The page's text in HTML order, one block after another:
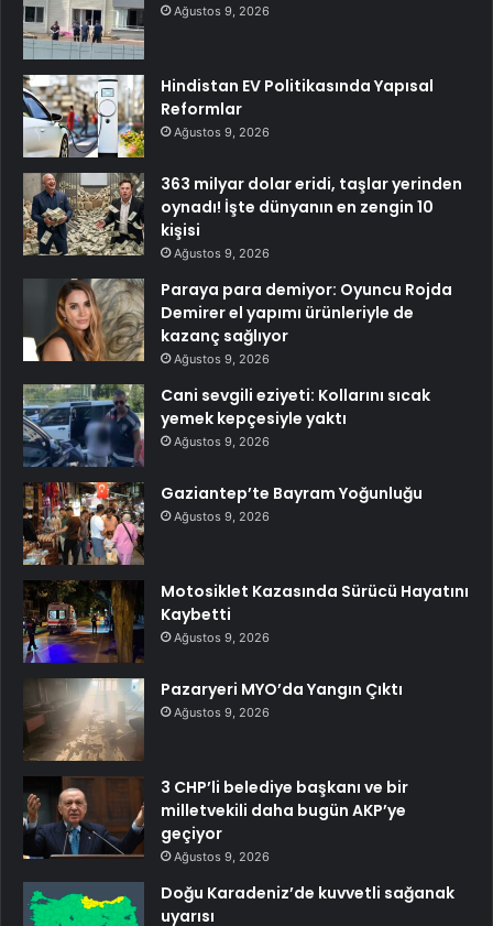
Ağustos 9, 2026
Hindistan EV Politikasında Yapısal
Reformlar
Ağustos 9, 2026
363 milyar dolar eridi, taşlar yerinden
oynadı! İşte dünyanın en zengin 10
kişisi
Ağustos 9, 2026
Paraya para demiyor: Oyuncu Rojda
Demirer el yapımı ürünleriyle de
kazanç sağlıyor
Ağustos 9, 2026
Cani sevgili eziyeti: Kollarını sıcak
yemek kepçesiyle yaktı
Ağustos 9, 2026
Gaziantep’te Bayram Yoğunluğu
Ağustos 9, 2026
Motosiklet Kazasında Sürücü Hayatını
Kaybetti
Ağustos 9, 2026
Pazaryeri MYO’da Yangın Çıktı
Ağustos 9, 2026
3 CHP’li belediye başkanı ve bir
milletvekili daha bugün AKP’ye
geçiyor
Ağustos 9, 2026
Doğu Karadeniz’de kuvvetli sağanak
uyarısı